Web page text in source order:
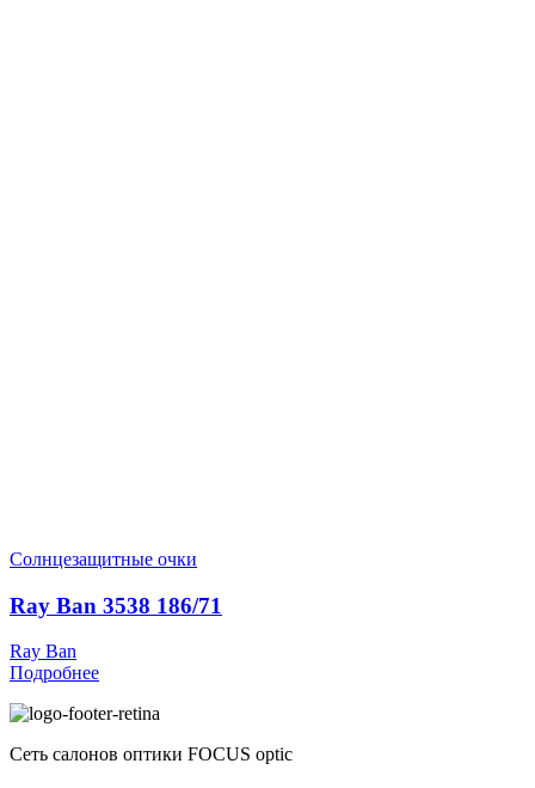
Солнцезащитные очки
Ray Ban 3538 186/71
Ray Ban
Подробнее
Сеть салонов оптики FOCUS optic